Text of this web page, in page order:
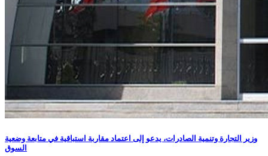
وزير التجارة وتنمية الصادرات، يدعو إلى اعتماد مقاربة استباقية في متابعة وضعية
السوق